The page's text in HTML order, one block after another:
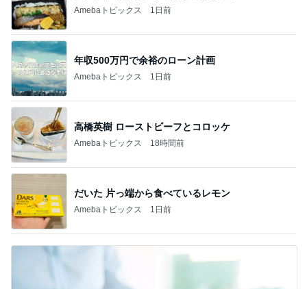
Amebaトピックス 1日前
年収500万円で余裕のローン計画
Amebaトピックス 1日前
高橋英樹 ローストビーフとコロッケ
Amebaトピックス 18時間前
だいた 片っ端から食べているレモン
Amebaトピックス 1日前